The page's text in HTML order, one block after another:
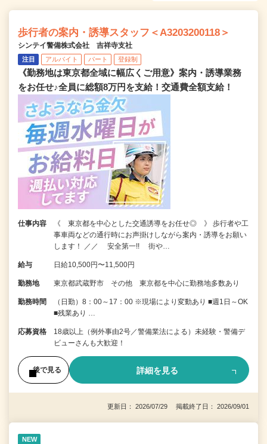
歩行者の案内・誘導スタッフ＜A3203200118＞
シンテイ警備株式会社 吉祥寺支社
注目 アルバイト パート 登録制
《勤務地は東京都全域に幅広くご用意》案内・誘導業務
をお任せ♪全員に総額8万円を支給！交通費全額支給！
仕事内容
《 東京都を中心とした交通誘導をお任せ◎ 》 歩行者や工
事車両などの通行時にお声掛けしながら案内・誘導をお願い
します！ ／／ 安全第一!! 街や…
給与 日給10,500円〜11,500円
勤務地 東京都武蔵野市 その他 東京都を中心に勤務地多数あり
勤務時間
（日勤）8：00～17：00 ※現場により変動あり ■週1日～OK
■残業あり …
応募資格
18歳以上（例外事由2号／警備業法による）未経験・警備デ
ビューさんも大歓迎！
後で見る 詳細を見る
更新日： 2026/07/29 掲載終了日： 2026/09/01
NEW